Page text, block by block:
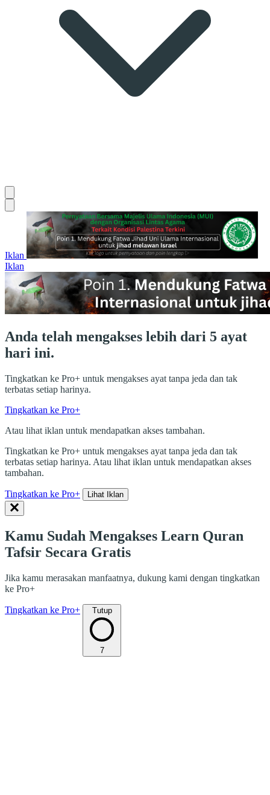
Iklan
Iklan
Anda telah mengakses lebih dari 5 ayat
hari ini.
Tingkatkan ke Pro+ untuk mengakses ayat tanpa jeda dan tak
terbatas setiap harinya.
Tingkatkan ke Pro+
Atau lihat iklan untuk mendapatkan akses tambahan.
Tingkatkan ke Pro+ untuk mengakses ayat tanpa jeda dan tak
terbatas setiap harinya. Atau lihat iklan untuk mendapatkan akses
tambahan.
Tingkatkan ke Pro+ Lihat Iklan
Kamu Sudah Mengakses Learn Quran
Tafsir Secara Gratis
Jika kamu merasakan manfaatnya, dukung kami dengan tingkatkan
ke Pro+
Tingkatkan ke Pro+ Tutup
7